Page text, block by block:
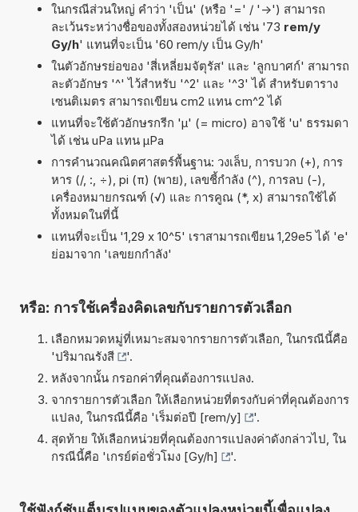
ในกรณีส่วนใหญ่ คำว่า 'เป็น' (หรือ '=' / '->') สามารถ
ละเว้นระหว่างชื่อของทั้งสองหน่วยได้ เช่น '73 rem/y
Gy/h' แทนที่จะเป็น '60 rem/y เป็น Gy/h'
ในตัวอักษรย่อของ 'สี่เหลี่ยมจัตุรัส' และ 'ลูกบาศก์' สามารถ
ละตัวอักษร '^' ไว้สำหรับ '^2' และ '^3' ได้ สำหรับตาราง
เซนติเมตร สามารถเขียน cm2 แทน cm^2 ได้
แทนที่จะใช้ตัวอักษรกรีก 'µ' (= micro) อาจใช้ 'u' ธรรมดา
ได้ เช่น uPa แทน µPa
การคำนวณคณิตศาสตร์พื้นฐาน: วงเล็บ, การบวก (+), การ
หาร (/, :, ÷), pi (π) (พาย), เลขชี้กำลัง (^), การลบ (-),
เครื่องหมายกรณฑ์ (√) และ การคูณ (*, x) สามารถใช้ได้
ทั้งหมดในที่นี้
แทนที่จะเป็น '1,29 x 10^5' เราสามารถเขียน 1,29e5 ได้ 'e'
ย่อมาจาก 'เลขยกกำลัง'
หรือ: การใช้เครื่องคิดเลขกับรายการตัวเลือก
เลือกหมวดหมู่ที่เหมาะสมจากรายการตัวเลือก, ในกรณีนี้คือ
'ปริมาณรังสี
'.
หลังจากนั้น กรอกค่าที่คุณต้องการแปลง.
จากรายการตัวเลือก ให้เลือกหน่วยที่ตรงกับค่าที่คุณต้องการ
แปลง, ในกรณีนี้คือ 'เร็มต่อปี [rem/y]
'.
สุดท้าย ให้เลือกหน่วยที่คุณต้องการแปลงค่าดังกล่าวไป, ใน
กรณีนี้คือ 'เกรย์ต่อชั่วโมง [Gy/h] '.